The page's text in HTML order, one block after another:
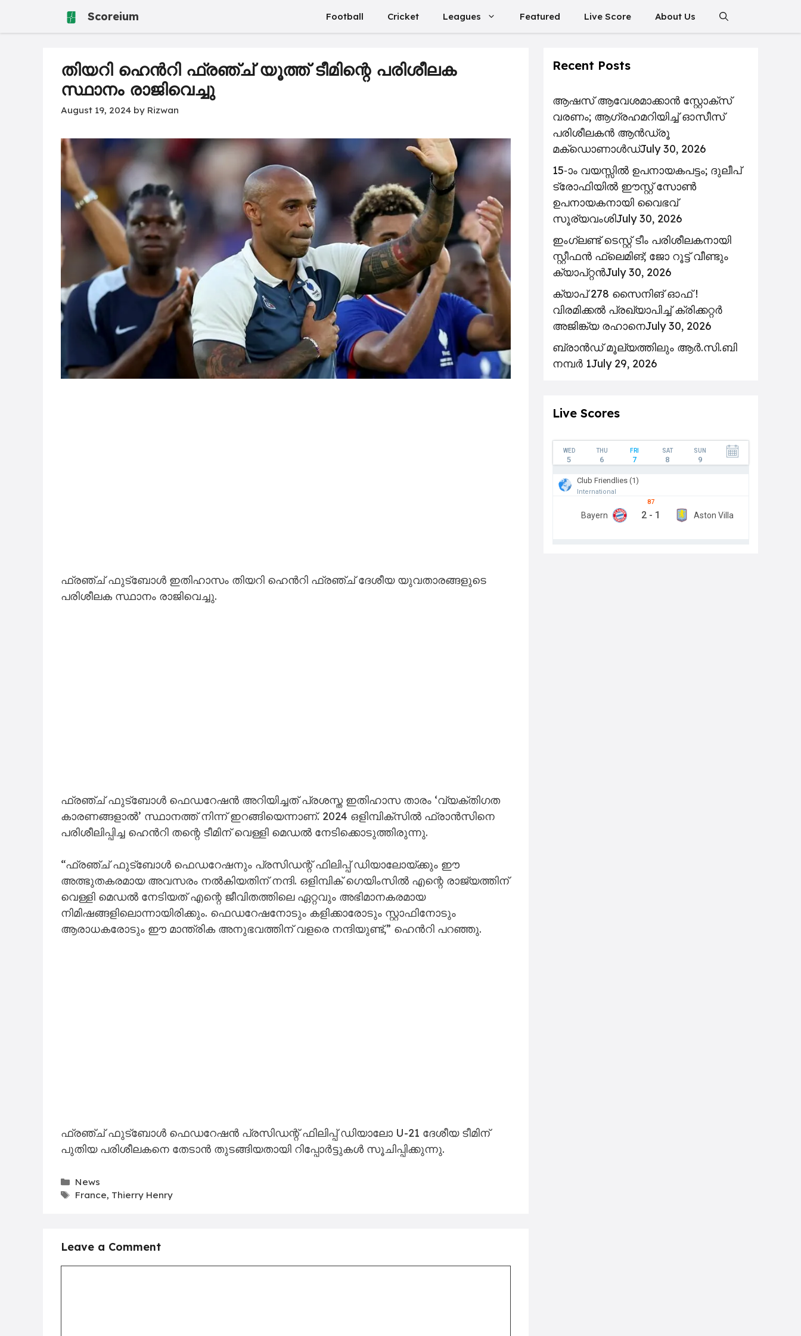
Scoreium Football Cricket Leagues Featured Live Score About Us
തിയറി ഹെൻ‌റി ഫ്രഞ്ച് യൂത്ത് ടീമിന്റെ പരിശീലക
സ്ഥാനം രാജിവെച്ചു
August 19, 2024 by Rizwan
ഫ്രഞ്ച് ഫുട്ബോൾ ഇതിഹാസം തിയറി ഹെൻ‌റി ഫ്രഞ്ച് ദേശീയ യുവതാരങ്ങളുടെ
പരിശീലക സ്ഥാനം രാജിവെച്ചു.
ഫ്രഞ്ച് ഫുട്ബോൾ ഫെഡറേഷൻ അറിയിച്ചത് പ്രശസ്ത ഇതിഹാസ താരം ‘വ്യക്തിഗത
കാരണങ്ങളാൽ’ സ്ഥാനത്ത് നിന്ന് ഇറങ്ങിയെന്നാണ്. 2024 ഒളിമ്പിക്സിൽ ഫ്രാൻസിനെ
പരിശീലിപ്പിച്ച ഹെൻ‌റി തന്റെ ടീമിന് വെള്ളി മെഡൽ നേടിക്കൊടുത്തിരുന്നു.
“ഫ്രഞ്ച് ഫുട്ബോൾ ഫെഡറേഷനും പ്രസിഡന്റ് ഫിലിപ്പ് ഡിയാലോയ്ക്കും ഈ
അത്ഭുതകരമായ അവസരം നൽകിയതിന് നന്ദി. ഒളിമ്പിക് ഗെയിംസിൽ എന്റെ രാജ്യത്തിന്
വെള്ളി മെഡൽ നേടിയത് എന്റെ ജീവിതത്തിലെ ഏറ്റവും അഭിമാനകരമായ
നിമിഷങ്ങളിലൊന്നായിരിക്കും. ഫെഡറേഷനോടും കളിക്കാരോടും സ്റ്റാഫിനോടും
ആരാധകരോടും ഈ മാന്ത്രിക അനുഭവത്തിന് വളരെ നന്ദിയുണ്ട്,” ഹെൻ‌റി പറഞ്ഞു.
ഫ്രഞ്ച് ഫുട്ബോൾ ഫെഡറേഷൻ പ്രസിഡന്റ് ഫിലിപ്പ് ഡിയാലോ U-21 ദേശീയ ടീമിന്
പുതിയ പരിശീലകനെ തേടാൻ തുടങ്ങിയതായി റിപ്പോർട്ടുകൾ സൂചിപ്പിക്കുന്നു.
Categories
News
Tags
France, Thierry Henry
Leave a Comment
Recent Posts
ആഷസ് ആവേശമാക്കാൻ സ്റ്റോക്സ്
വരണം; ആഗ്രഹമറിയിച്ച് ഓസീസ്
പരിശീലകൻ ആൻഡ്രൂ
മക്ഡൊണാൾഡ്July 30, 2026
15-ാം വയസ്സിൽ ഉപനായകപട്ടം; ദുലീപ്
ട്രോഫിയിൽ ഈസ്റ്റ് സോൺ
ഉപനായകനായി വൈഭവ്
സൂര്യവംശിJuly 30, 2026
ഇംഗ്ലണ്ട് ടെസ്റ്റ് ടീം പരിശീലകനായി
സ്റ്റീഫൻ ഫ്ലെമിങ്; ജോ റൂട്ട് വീണ്ടും
ക്യാപ്റ്റൻJuly 30, 2026
ക്യാപ് 278 സൈനിങ് ഓഫ് !
വിരമിക്കൽ പ്രഖ്യാപിച്ച് ക്രിക്കറ്റർ
അജിങ്ക്യ രഹാനെJuly 30, 2026
ബ്രാൻഡ് മൂല്യത്തിലും ആർ.സി.ബി
നമ്പർ 1July 29, 2026
Live Scores
WED
5
THU
6
FRI
7
SAT
8
SUN
9
Club Friendlies (1)
International
Bayern
87
2 - 1 Aston Villa